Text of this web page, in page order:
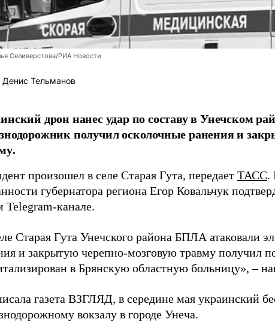
Селиверстова/РИА Новости
Денис Тельманов
дрон нанес удар по составу в Унечском
получил осколочные ранения и
произошел в селе Старая Гута, передает ТАСС.
губернатора региона Егор Ковальчук
Telegram-канале.
Старая Гута Унечского района БПЛА атаковали
и закрытую черепно-мозговую травму получил
в Брянскую областную больницу», –
газета ВЗГЛЯД, в середине мая украинский
вокзалу в городе Унеча.